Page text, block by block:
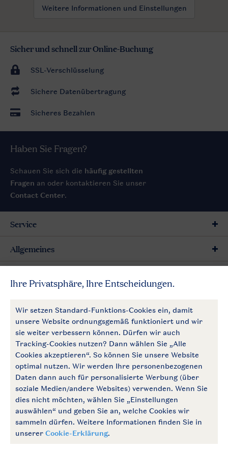
Weitere Informationen und Einstellungen
Sicher und schnell zur Online-Buchung
SSL-Verschlüsselung
Sichere Datenübertragung
Sicheres Bezahlen
Haben Sie Fragen?
Schauen Sie sich die häufig gestellten
Fragen an oder kontaktieren Sie unser
Contact Center.
Follow Us
facebookinstagram
Zum Newsletter anmelden
Service
Allgemeines